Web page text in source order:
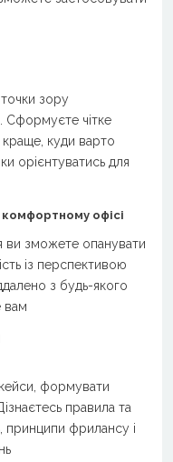
зору
Сформуєте чітке
краще, куди варто
орієнтуватись для
офісі
ви зможете опанувати
із перспективою
з будь-якого
вам
формувати
правила та
принципи фрилансу і